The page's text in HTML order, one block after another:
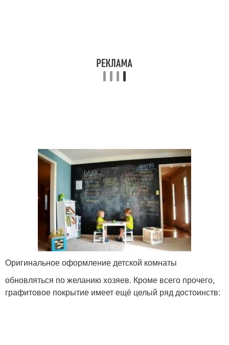
Оригинальное оформление детской комнаты
обновляться по желанию хозяев. Кроме всего прочего,
графитовое покрытие имеет ещё целый ряд достоинств: